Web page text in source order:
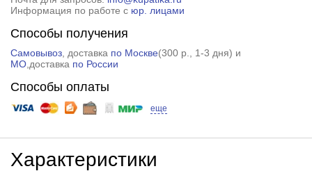
Информация по работе с юр. лицами
Способы получения
Самовывоз, доставка по Москве(300 р.
, 1-3 дня) и
МО,доставка по России
Способы оплаты
еще
Характеристики